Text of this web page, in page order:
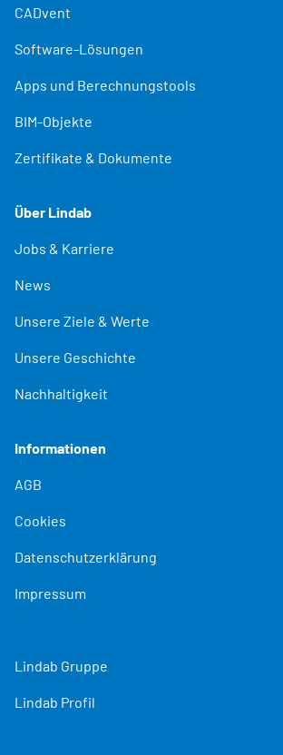
CADvent
Software-Lösungen
Apps und Berechnungstools
BIM-Objekte
Zertifikate & Dokumente
Über Lindab
Jobs & Karriere
News
Unsere Ziele & Werte
Unsere Geschichte
Nachhaltigkeit
Informationen
AGB
Cookies
Datenschutzerklärung
Impressum
Lindab Gruppe
Lindab Profil